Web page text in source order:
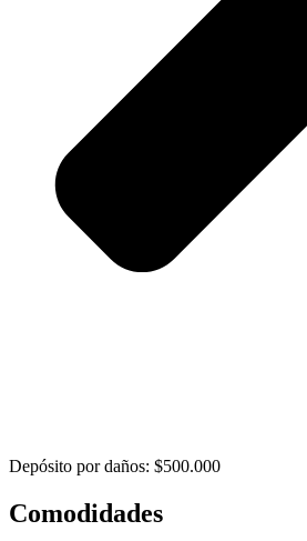
Depósito por daños: $500.000
Comodidades